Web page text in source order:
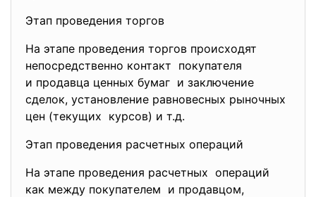
Этап проведения торгов
На этапе проведения торгов происходят
непосредственно контакт покупателя
и продавца ценных бумаг и заключение
сделок, установление равновесных рыночных
цен (текущих курсов) и т.д.
Этап проведения расчетных операций
На этапе проведения расчетных операций
как между покупателем и продавцом,